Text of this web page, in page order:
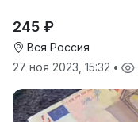
245 ₽
Вся Россия
27 ноя 2023, 15:32 •